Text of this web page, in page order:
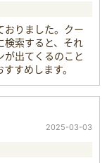
おりました。クー
検索すると、それ
が出てくるのこと
すめします。
2025-03-03